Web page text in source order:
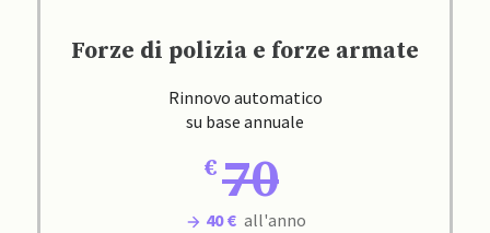
Forze di polizia e forze armate
Rinnovo automatico
su base annuale
70
40 € all'anno